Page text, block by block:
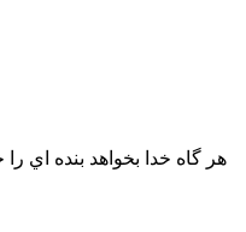
هر گاه خدا بخواهد بنده اي